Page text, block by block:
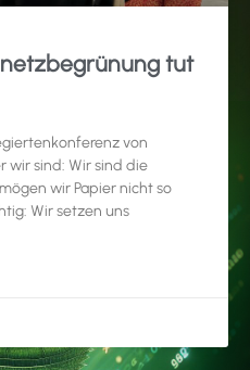
tut
von
wir sind: Wir sind die
wir Papier nicht so
Wir setzen uns